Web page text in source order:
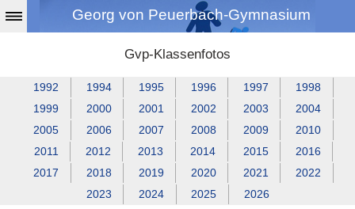
Georg von Peuerbach-Gymnasium
Gvp-Klassenfotos
1992 1994 1995 1996 1997
1998
1999
2000 2001 2002 2003
2004
2005
2006 2007 2008 2009
2010
2011
2012 2013 2014 2015
2016
2017
2018 2019 2020 2021
2022
2023
2024 2025 2026